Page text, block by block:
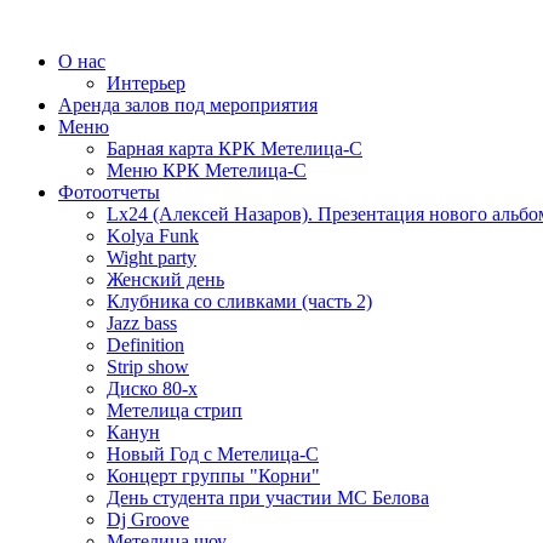
О нас
Интерьер
Аренда залов под мероприятия
Меню
Барная карта КРК Метелица-С
Меню КРК Метелица-С
Фотоотчеты
Lx24 (Алексей Назаров). Презентация нового
Kolya Funk
Wight party
Женский день
Клубника со сливками (часть 2)
Jazz bass
Definition
Strip show
Диско 80-х
Метелица стрип
Канун
Новый Год с Метелица-С
Концерт группы "Корни"
День студента при участии МС Белова
Dj Groove